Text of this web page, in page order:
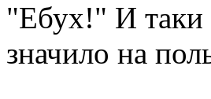
"Ебух!" И таки
значило на